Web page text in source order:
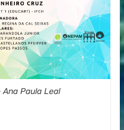
Ana Paula Leal